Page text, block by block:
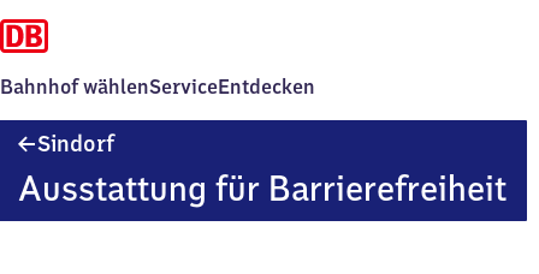
Bahnhof wählenServiceEntdecken
SindorfSindorf
Ausstattung für Barrierefreiheit